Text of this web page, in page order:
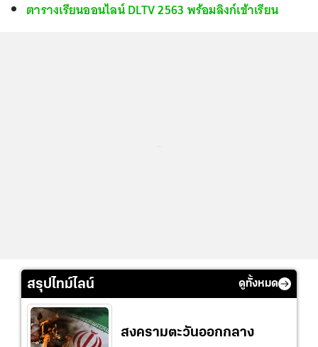
ตารางเรียนออนไลน์ DLTV 2563 พร้อมลิงก์เข้าเรียน
สรุปไทม์ไลน์ ดูทั้งหมด
สงครามตะวันออกกลาง